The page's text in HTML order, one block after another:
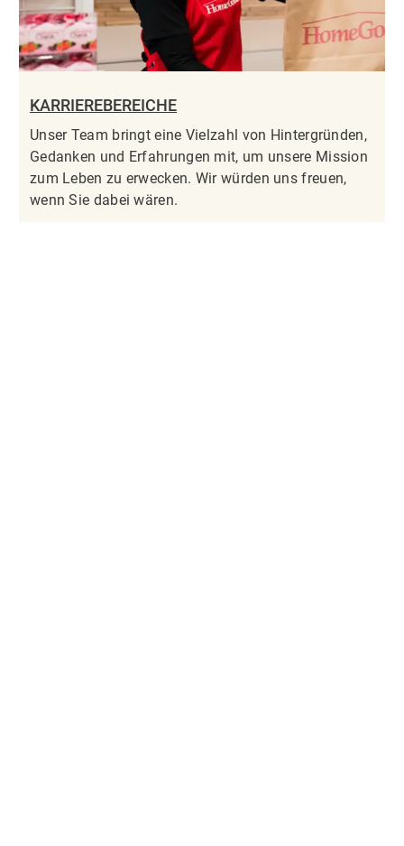
KARRIEREBEREICHE
Unser Team bringt eine Vielzahl von Hintergründen,
Gedanken und Erfahrungen mit, um unsere Mission
zum Leben zu erwecken. Wir würden uns freuen,
wenn Sie dabei wären.